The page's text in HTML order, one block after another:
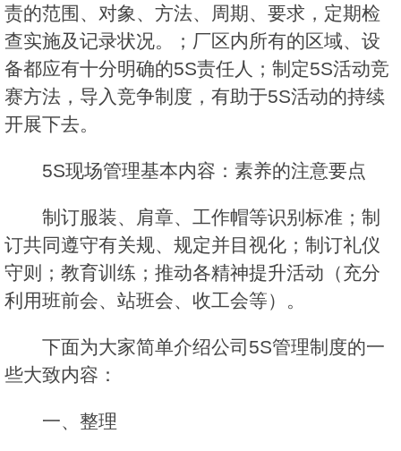
责的范围、对象、方法、周期、要求，定期检
查实施及记录状况。；厂区内所有的区域、设
备都应有十分明确的5S责任人；制定5S活动竞
赛方法，导入竞争制度，有助于5S活动的持续
开展下去。
5S现场管理基本内容：素养的注意要点
制订服装、肩章、工作帽等识别标准；制
订共同遵守有关规、规定并目视化；制订礼仪
守则；教育训练；推动各精神提升活动（充分
利用班前会、站班会、收工会等）。
下面为大家简单介绍公司5S管理制度的一
些大致内容：
一、整理